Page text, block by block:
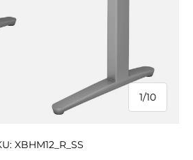
1/
von
10
XBHM12_R_SS